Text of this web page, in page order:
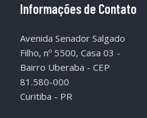
Informações de Contato
Avenida Senador Salgado
Filho, nº 5500, Casa 03 -
Bairro Uberaba - CEP
81.580-000
Curitiba - PR